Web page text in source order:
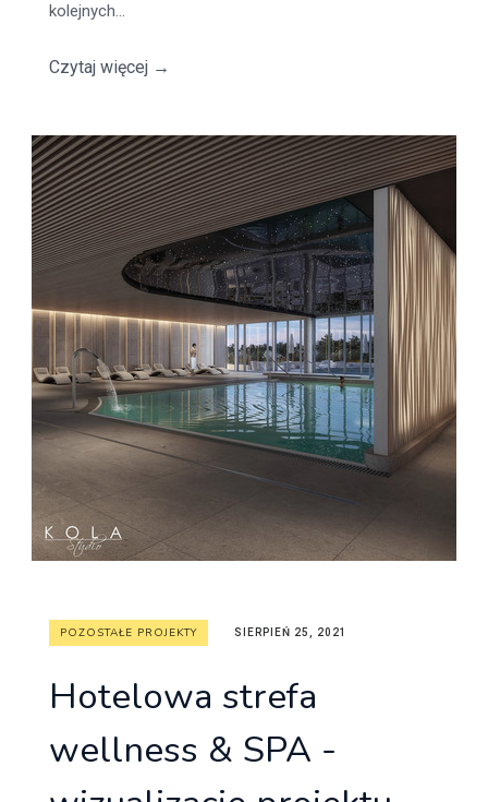
kolejnych...
Czytaj więcej →
POZOSTAŁE PROJEKTY SIERPIEŃ 25, 2021
Hotelowa strefa
wellness & SPA -